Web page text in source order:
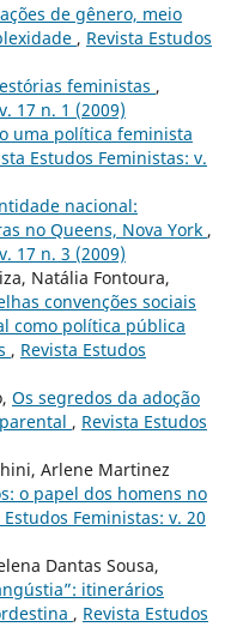
de gênero, meio
, Revista Estudos
feministas ,
17 n. 1 (2009)
uma política feminista
Estudos Feministas: v.
nacional:
no Queens, Nova York ,
17 n. 3 (2009)
Natália Fontoura,
convenções sociais
como política pública
, Revista Estudos
Os segredos da adoção
, Revista Estudos
Arlene Martinez
o papel dos homens no
Estudos Feministas: v. 20
Dantas Sousa,
itinerários
, Revista Estudos